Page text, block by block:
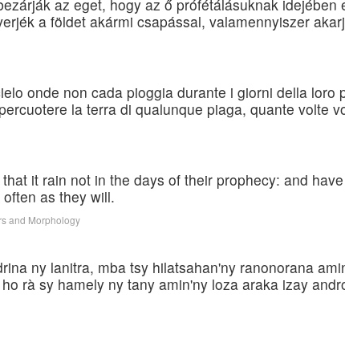
az eget, hogy az ő prófétálásuknak
a földet akármi csapással, valamennyiszer
onde non cada pioggia durante i giorni della loro
la terra di qualunque piaga, quante volte
it rain not in the days of their prophecy: and
as they will.
and Morphology
ny lanitra, mba tsy hilatsahan'ny ranonorana
rà sy hamely ny tany amin'ny loza araka izay